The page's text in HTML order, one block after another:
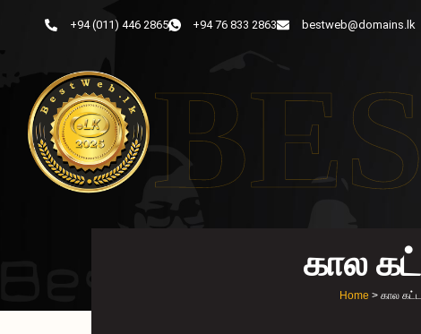
+94 (011) 446 2865 +94 76 833 2863 bestweb@domains.lk
கால
Home > கால